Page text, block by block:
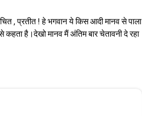
, प्रतीत ! हे भगवान ये किस आदी मानव से पाला
है।देखो मानव मैं अंतिम बार चेतावनी दे रहा